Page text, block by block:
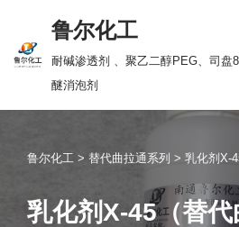
跳
鲁尔化工
耐碱渗透剂 、聚乙二醇PEG、司盘
醚消泡剂
鲁尔化工 > 替代曲拉通系列 > 乳化剂X-
乳化剂X-45（替